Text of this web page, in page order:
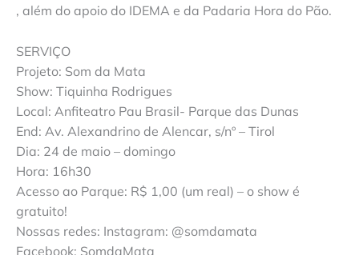
, além do apoio do IDEMA e da Padaria Hora do Pão.
SERVIÇO
Projeto: Som da Mata
Show: Tiquinha Rodrigues
Local: Anfiteatro Pau Brasil- Parque das Dunas
End: Av. Alexandrino de Alencar, s/nº – Tirol
Dia: 24 de maio – domingo
Hora: 16h30
Acesso ao Parque: R$ 1,00 (um real) – o show é
gratuito!
Nossas redes: Instagram: @somdamata
Facebook: SomdaMata